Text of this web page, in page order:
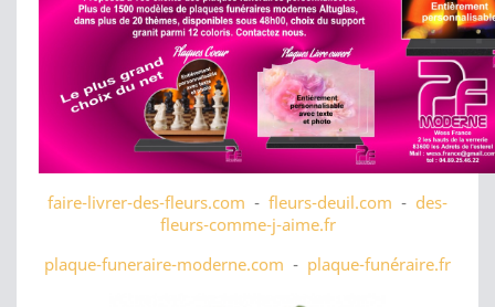
faire-livrer-des-fleurs.com - fleurs-deuil.com - des-
fleurs-comme-j-aime.fr
plaque-funeraire-moderne.com - plaque-funéraire.fr